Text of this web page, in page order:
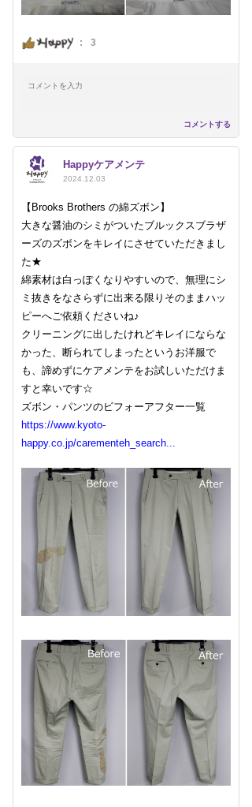
: 3
コメントする
Happyケアメンテ
2024.12.03
【Brooks Brothers の綿ズボン】
大きな醤油のシミがついたブルックスブラザ
ーズのズボンをキレイにさせていただきまし
た★
綿素材は白っぽくなりやすいので、無理にシ
ミ抜きをなさらずに出来る限りそのままハッ
ピーへご依頼くださいね♪
クリーニングに出したけれどキレイにならな
かった、断られてしまったというお洋服で
も、諦めずにケアメンテをお試しいただけま
すと幸いです☆
ズボン・パンツのビフォーアフター一覧
https://www.kyoto-
happy.co.jp/carementeh_search...